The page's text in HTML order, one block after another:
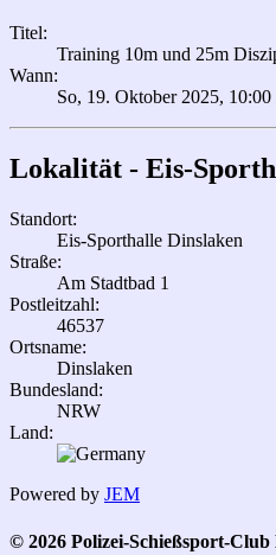
Titel:
Training 10m und 25m
Wann:
So, 19. Oktober 2025, 10:00
Lokalität - Eis-
Standort:
Eis-Sporthalle Dinslaken
Straße:
Am Stadtbad 1
Postleitzahl:
46537
Ortsname:
Dinslaken
Bundesland:
NRW
Land:
Powered by JEM
© 2026 Polizei-Schießsport-Club